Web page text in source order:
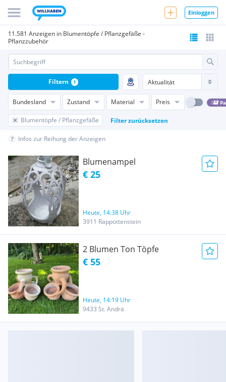
Einloggen
11.581 Anzeigen in Blumentöpfe / Pflanzgefäße -
Pflanzzubehör
Bundesland Zustand Material Preis
Blumentöpfe / Pflanzgefäße Filter zurücksetzen
Filtern 1
Infos zur Reihung der Anzeigen
Blumenampel
€ 25
Heute, 14:38 Uhr
3911 Rappottenstein
2 Blumen Ton Töpfe
€ 55
Heute, 14:19 Uhr
9433 St. Andrä